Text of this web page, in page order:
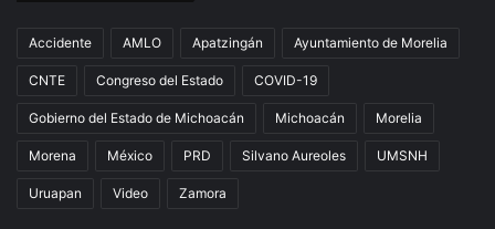
Accidente AMLO Apatzingán Ayuntamiento de Morelia
CNTE Congreso del Estado COVID-19
Gobierno del Estado de Michoacán Michoacán Morelia
Morena México PRD Silvano Aureoles UMSNH
Uruapan Video Zamora